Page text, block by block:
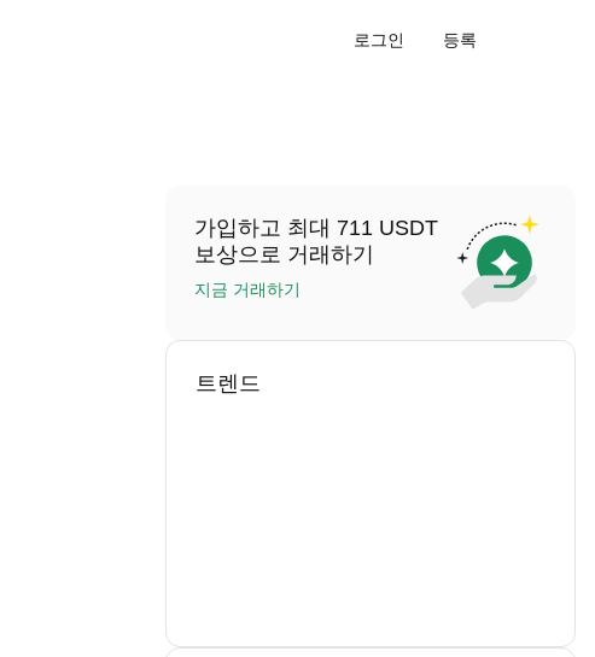
로그인 등록
가입하고 최대 711 USDT
보상으로 거래하기
지금 거래하기
트렌드